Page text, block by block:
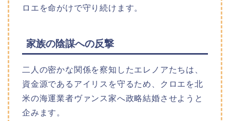
ロエを命がけで守り続けます。
家族の陰謀への反撃
二人の密かな関係を察知したエレノアたちは、
資金源であるアイリスを守るため、クロエを北
米の海運業者ヴァンス家へ政略結婚させようと
企みます。